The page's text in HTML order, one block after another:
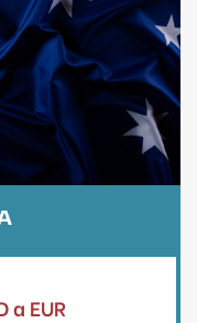
a EUR